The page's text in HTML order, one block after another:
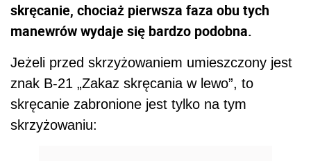
skręcanie, chociaż pierwsza faza obu tych
manewrów wydaje się bardzo podobna.
Jeżeli przed skrzyżowaniem umieszczony jest
znak B-21 „Zakaz skręcania w lewo”, to
skręcanie zabronione jest tylko na tym
skrzyżowaniu: